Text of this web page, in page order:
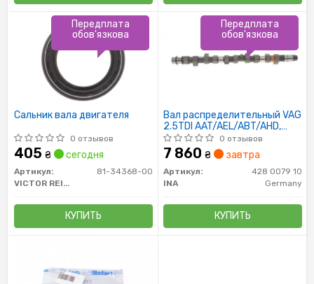
Сальник вала двигателя
0 отзывов
405 ₴ сегодня
Артикул:
81-34368-00
VICTOR REINZ
КУПИТЬ
Передплата
обов'язкова
Вал распределительный VAG
2.5TDI AAT/AEL/ABT/AHD,
VOLVO D5252T (пр-во INA)
0 отзывов
7 860 ₴ завтра
Артикул:
428 0079 10
INA
Germany
КУПИТЬ
Передплата
обов'язкова